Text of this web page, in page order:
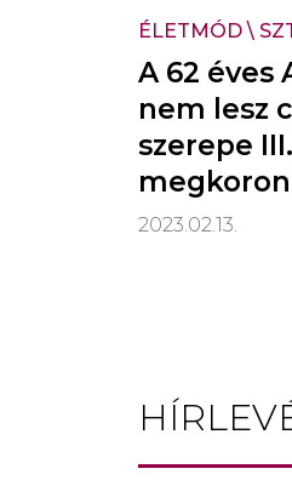
ÉLETMÓD\
A 62 éves
nem lesz
szerepe
2023.02.13.